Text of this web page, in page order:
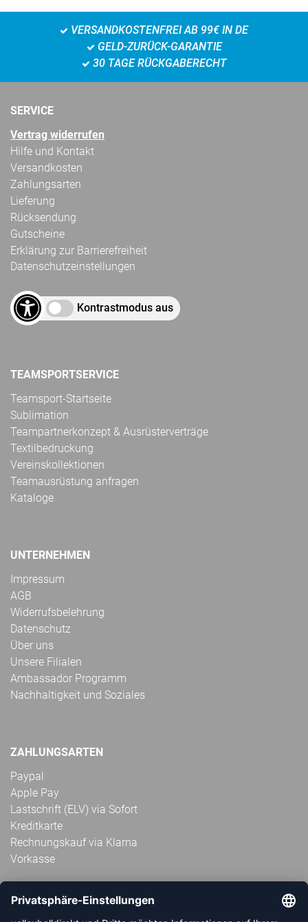
VERSANDKOSTENFREI AB 99€ IN DE
GELD-ZURÜCK-GARANTIE
30 TAGE RÜCKGABERECHT
SERVICE
Vertrag widerrufen
Hilfe und Kontakt
Versandkosten
Zahlungsarten
Lieferung
Rücksendung
Gutscheine
Erklärung zur Barrierefreiheit
Datenschutzeinstellungen
Kontrastmodus aus
TEAMSPORTSERVICE
Teamsport-Startseite
Sublimation
Teampartnerkonzept & Ausrüsterverträge
Textilbedruckung
Vereinskollektionen
Teamausrüstung anfragen
Kataloge
UNTERNEHMEN
Impressum
AGB
Widerrufsbelehrung
Datenschutz
Über uns
Unsere Filialen
Ambassador Programm
Nachhaltigkeit und Soziales
ZAHLUNGSARTEN
Paypal
Apple Pay
Lastschrift (ELV) via Sofort
Kreditkarte
Rechnungskauf via Klarna
Vorkasse
ABONNIERE JETZT DEN KOSTENLOSEN